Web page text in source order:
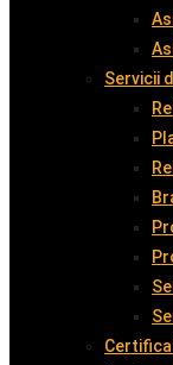
Servicii